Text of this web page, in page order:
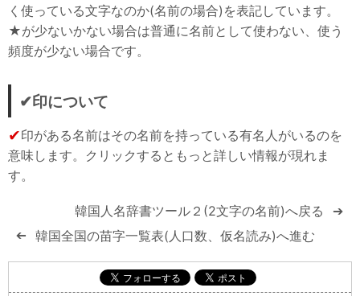
く使っている文字なのか(名前の場合)を表記しています。
★が少ないかない場合は普通に名前として使わない、使う
頻度が少ない場合です。
✔印について
✔印がある名前はその名前を持っている有名人がいるのを
意味します。クリックするともっと詳しい情報が現れま
す。
➔ 韓国全国の苗字一覧表(人口数、仮名読み)へ進む
韓国人名辞書ツール２(2文字の名前)へ戻る ➔